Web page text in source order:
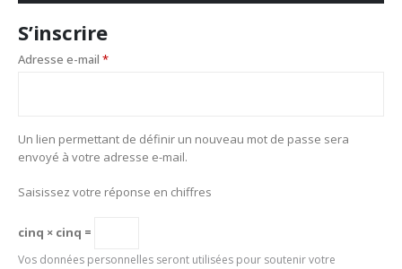
S’inscrire
Adresse e-mail *
Un lien permettant de définir un nouveau mot de passe sera
envoyé à votre adresse e-mail.
Saisissez votre réponse en chiffres
cinq × cinq =
Vos données personnelles seront utilisées pour soutenir votre